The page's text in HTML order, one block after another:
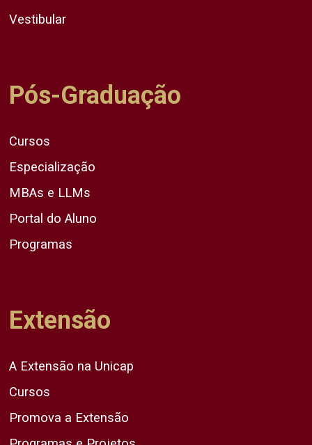
Vestibular
Pós-Graduação
Cursos
Especialização
MBAs e LLMs
Portal do Aluno
Programas
Extensão
A Extensão na Unicap
Cursos
Promova a Extensão